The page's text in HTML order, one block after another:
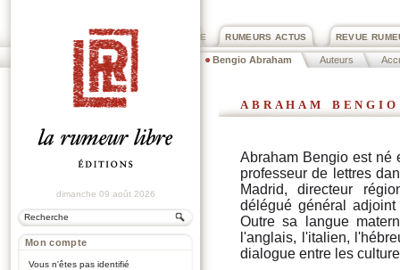
REVUE
RUMEURS ACTUS
PRIX ROGER DEXTRE
Bengio Abraham Auteurs
dimanche 09 août 2026
Mon compte
Vous n'êtes pas identifié
abraham bengio
Abraham Bengio est né
professeur de lettres
Madrid, directeur
délégué général
Outre sa langue
l'anglais, l'italien,
dialogue entre les